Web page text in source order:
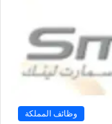
وظائف المملكة